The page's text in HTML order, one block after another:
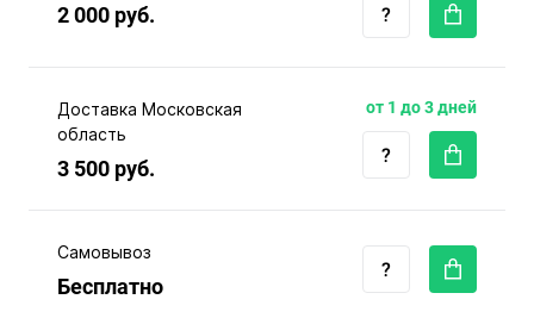
2 000 руб.
Доставка Московская
область
3 500 руб.
от 1 до 3 дней
Самовывоз
Бесплатно